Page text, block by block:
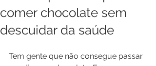
comer chocolate sem
descuidar da saúde
Tem gente que não consegue passar